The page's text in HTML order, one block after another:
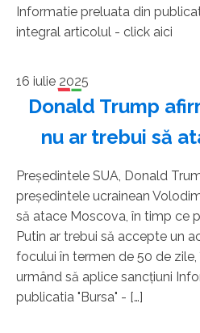
Informatie preluata din
integral articolul - click aici
16 iulie 2025
Donald Trump
nu ar trebui să
Preşedintele SUA, Donald
preşedintele ucrainean
să atace Moscova, în timp ce
Putin ar trebui să accepte un
focului în termen de 50 de
urmând să aplice sancţiuni
publicatia "Bursa" - […]